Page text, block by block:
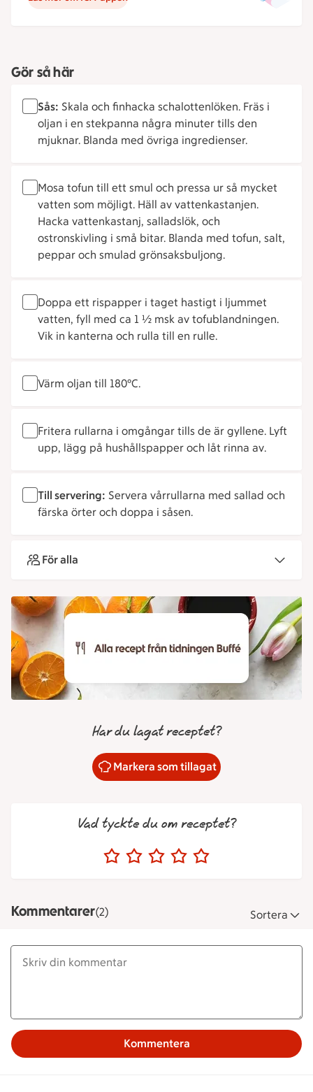
Gör så här
Sås: Skala och finhacka schalottenlöken. Fräs i
oljan i en stekpanna några minuter tills den
mjuknar. Blanda med övriga ingredienser.
Mosa tofun till ett smul och pressa ur så mycket
vatten som möjligt. Häll av vattenkastanjen.
Hacka vattenkastanj, salladslök, och
ostronskivling i små bitar. Blanda med tofun, salt,
peppar och smulad grönsaksbuljong.
Doppa ett rispapper i taget hastigt i ljummet
vatten, fyll med ca 1 ½ msk av tofublandningen.
Vik in kanterna och rulla till en rulle.
Värm oljan till 180°C.
Fritera rullarna i omgångar tills de är gyllene. Lyft
upp, lägg på hushållspapper och låt rinna av.
Till servering: Servera vårrullarna med sallad och
färska örter och doppa i såsen.
För alla
Har du lagat receptet?
Markera som tillagat
Vad tyckte du om receptet?
Kommentarer(2) Sortera
Kommentera